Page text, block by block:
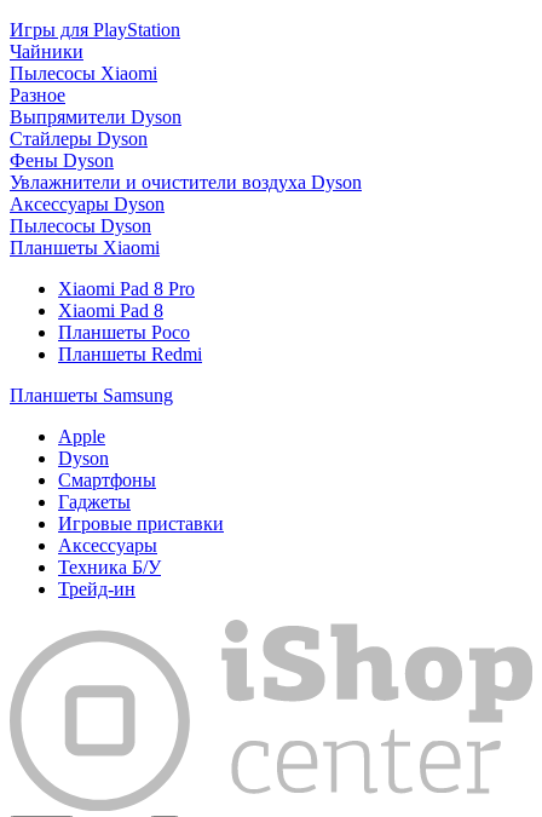
Игры для PlayStation
Чайники
Пылесосы Xiaomi
Разное
Выпрямители Dyson
Стайлеры Dyson
Фены Dyson
Увлажнители и очистители воздуха Dyson
Аксессуары Dyson
Пылесосы Dyson
Планшеты Xiaomi
Xiaomi Pad 8 Pro
Xiaomi Pad 8
Планшеты Poco
Планшеты Redmi
Планшеты Samsung
Apple
Dyson
Смартфоны
Гаджеты
Игровые приставки
Аксессуары
Техника Б/У
Трейд-ин